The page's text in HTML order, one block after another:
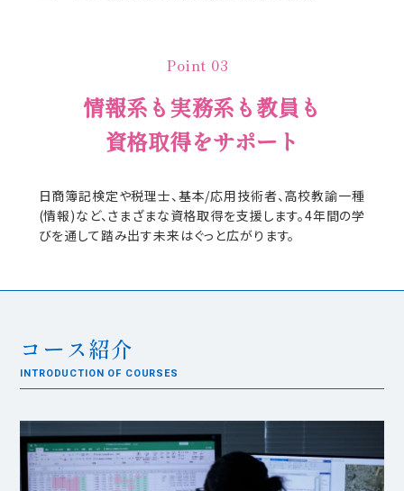
Point 03
情報系も実務系も教員も
資格取得をサポート
日商簿記検定や税理士、基本/応用技術者、高校教諭一種
(情報)など、さまざまな資格取得を支援します。4年間の学
びを通して踏み出す未来はぐっと広がります。
コース紹介
INTRODUCTION OF COURSES